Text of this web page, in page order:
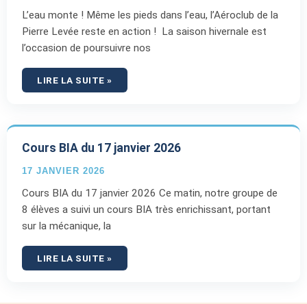
L’eau monte ! Même les pieds dans l’eau, l’Aéroclub de la
Pierre Levée reste en action ! La saison hivernale est
l’occasion de poursuivre nos
LIRE LA SUITE »
Cours BIA du 17 janvier 2026
17 JANVIER 2026
Cours BIA du 17 janvier 2026 Ce matin, notre groupe de
8 élèves a suivi un cours BIA très enrichissant, portant
sur la mécanique, la
LIRE LA SUITE »